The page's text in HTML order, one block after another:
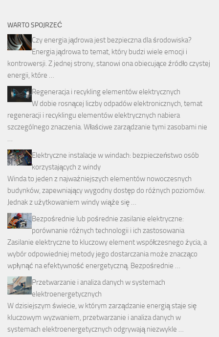
WARTO SPOJRZEĆ
Czy energia jądrowa jest bezpieczna dla środowiska?
Energia jądrowa to temat, który budzi wiele emocji i
kontrowersji. Z jednej strony, stanowi ona obiecujące źródło czystej
energii, które …
Regeneracja i recykling elementów elektrycznych
W dobie rosnącej liczby odpadów elektronicznych, temat
regeneracji i recyklingu elementów elektrycznych nabiera
szczególnego znaczenia. Właściwe zarządzanie tymi zasobami nie
…
Elektryczne instalacje w windach: bezpieczeństwo osób
korzystających z windy
Winda to jeden z najważniejszych elementów nowoczesnych
budynków, zapewniający wygodny dostęp do różnych poziomów.
Jednak z użytkowaniem windy wiąże się …
Bezpośrednie lub pośrednie zasilanie elektryczne:
porównanie różnych technologii i ich zastosowania
Zasilanie elektryczne to kluczowy element współczesnego życia, a
wybór odpowiedniej metody jego dostarczania może znacząco
wpłynąć na efektywność energetyczną. Bezpośrednie …
Przetwarzanie i analiza danych w systemach
elektroenergetycznych
W dzisiejszym świecie, w którym zarządzanie energią staje się
kluczowym wyzwaniem, przetwarzanie i analiza danych w
systemach elektroenergetycznych odgrywają niezwykle …